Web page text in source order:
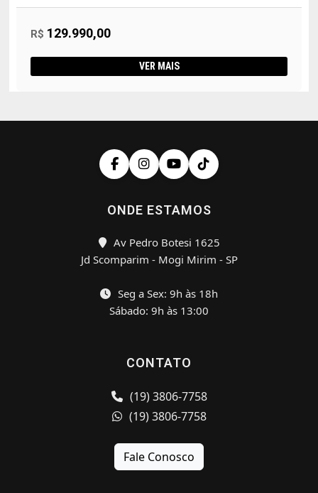
R$ 129.990,00
VER MAIS
ONDE ESTAMOS
Av Pedro Botesi 1625
Jd Scomparim - Mogi Mirim - SP
Seg a Sex: 9h às 18h
Sábado: 9h às 13:00
CONTATO
(19) 3806-7758
(19) 3806-7758
Fale Conosco